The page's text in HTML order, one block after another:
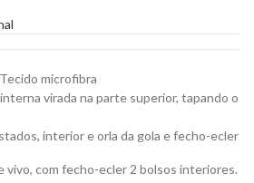
microfibra
virada na parte superior, tapando o
interior e orla da gola e fecho-ecler
vivo, com fecho-ecler 2 bolsos interiores.